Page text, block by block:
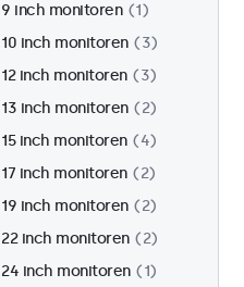
9 inch monitoren
1
10 inch monitoren
3
12 inch monitoren
3
13 inch monitoren
2
15 inch monitoren
4
17 inch monitoren
2
19 inch monitoren
2
22 inch monitoren
2
24 inch monitoren
1